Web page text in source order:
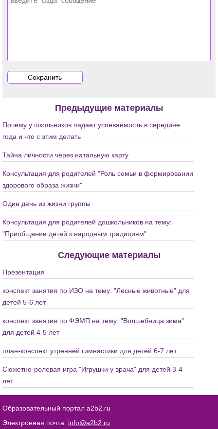
Предыдущие материалы
Почему у школьников падает успеваемость в середине
года и что с этим делать
Тайна личности через натальную карту
Консультация для родителей "Роль семьи в формировании
здорового образа жизни"
Один день из жизни группы
Консультация для родителей дошкольников на тему:
"Приобщение детей к народным традициям"
Следующие материалы
Презентация
конспект занятия по ИЗО на тему: "Лесные животные" для
детей 5-6 лет
конспект занятия по ФЭМП на тему: "Волшебница зима"
для детей 4-5 лет
план-конспект утренней гимнастики для детей 6-7 лет
Сюжетно-ролевая игра "Игрушки у врача" для детей 3-4
лет
Образовательный портал a2b2.ru
Электронная почта: info@a2b2.ru